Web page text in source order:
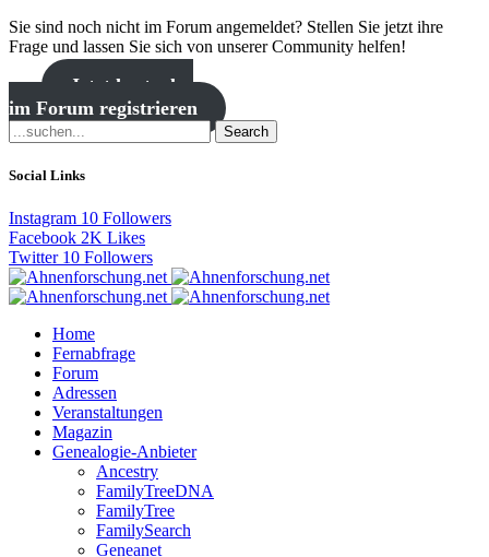
Sie sind noch nicht im Forum angemeldet? Stellen Sie jetzt ihre
Frage und lassen Sie sich von unserer Community helfen!
Jetzt kostenlos
im Forum registrieren
Search
Social Links
Instagram 10 Followers
Facebook 2K Likes
Twitter 10 Followers
Home
Fernabfrage
Forum
Adressen
Veranstaltungen
Magazin
Genealogie-Anbieter
Ancestry
FamilyTreeDNA
FamilyTree
FamilySearch
Geneanet